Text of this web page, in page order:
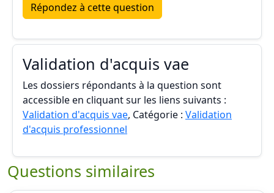
Répondez à cette question
Validation d'acquis vae
Les dossiers répondants à la question sont
accessible en cliquant sur les liens suivants :
Validation d'acquis vae, Catégorie : Validation
d'acquis professionnel
Questions similaires